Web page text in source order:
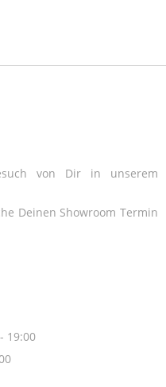
von Dir in unserem
Deinen Showroom Termin
19:00